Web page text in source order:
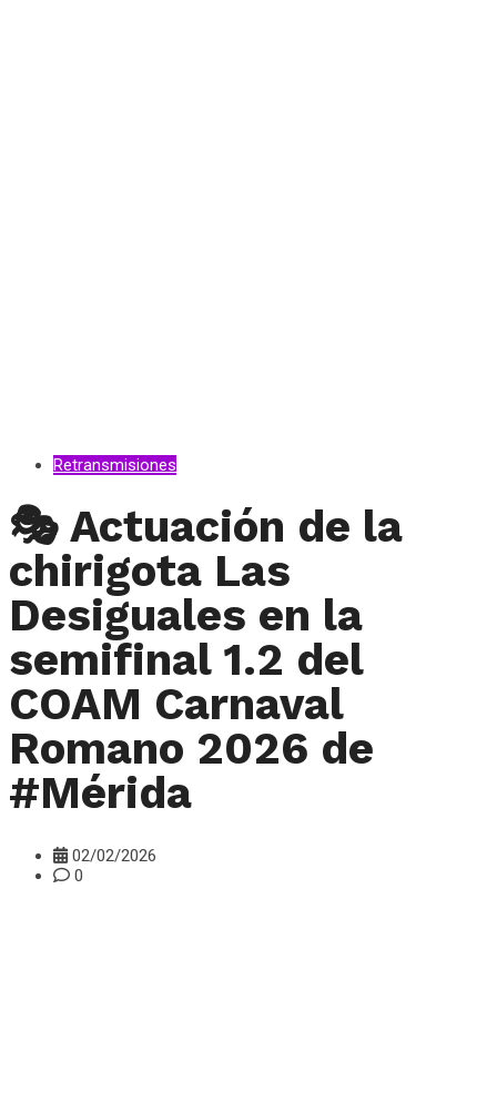
Retransmisiones
🎭 Actuación de la
chirigota Las
Desiguales en la
semifinal 1.2 del
COAM Carnaval
Romano 2026 de
#Mérida
02/02/2026
0